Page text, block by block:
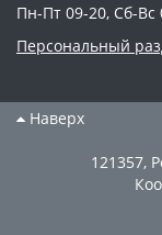
Пн-Пт 09-20, Сб-Вс
Персональный
Наверх
121357,